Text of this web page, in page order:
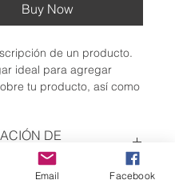
Buy Now
de un producto.
ideal para agregar
tu producto, así como
DE
de un producto.
Email Facebook